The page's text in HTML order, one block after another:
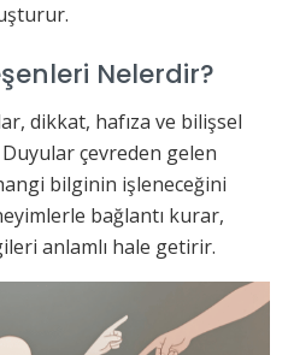
Nelerdir?
dikkat, hafıza ve bilişsel
çevreden gelen
bilginin işleneceğini
bağlantı kurar,
anlamlı hale getirir.